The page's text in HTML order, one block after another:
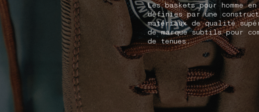
Les baskets pour homme
définies par une
matériaux de qualité
de marque subtils pour
de tenues.